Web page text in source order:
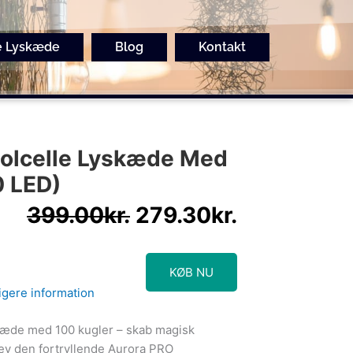
Lyskæde Blog Kontakt
Lyskæde Med
399.00kr.
Den
oprindelige
var:
399.00kr..
279.30kr.
KØB NU
information
med 100 kugler – skab magisk
den fortryllende Aurora PRO